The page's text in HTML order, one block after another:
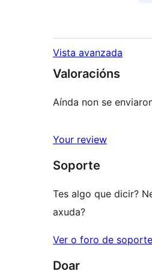
Vista avanzada
Valoracións
Aínda non se
Your review
Soporte
Tes algo que dicir?
axuda?
Ver o foro de soporte
Doar